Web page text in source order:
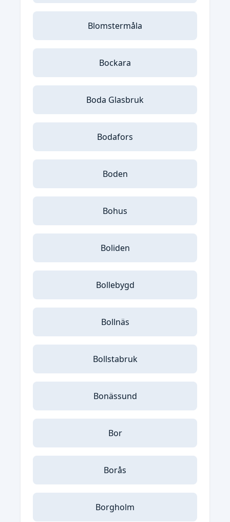
Blomstermåla
Bockara
Boda Glasbruk
Bodafors
Boden
Bohus
Boliden
Bollebygd
Bollnäs
Bollstabruk
Bonässund
Bor
Borås
Borgholm